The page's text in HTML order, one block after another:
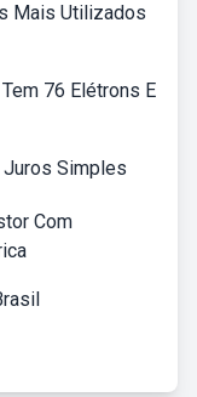
Mais Utilizados
76 Elétrons E
Juros Simples
Com